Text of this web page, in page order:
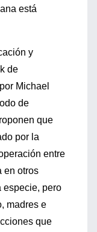
está
y
de
Michael
de
que
por la
entre
en otros
especie, pero
madres e
que